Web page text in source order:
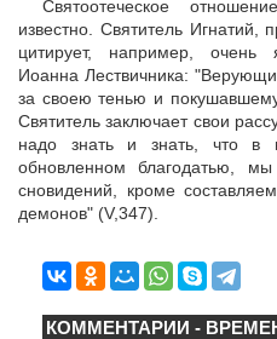
Святоотеческое
известно. Святитель Игнатий,
цитирует, например, очень
Иоанна Лествичника:
за своею тенью и
Святитель заключает свои
надо знать и знать, что
обновленном благодатью,
сновидений, кроме
демонов" (V,347).
КОММЕНТАРИИ -